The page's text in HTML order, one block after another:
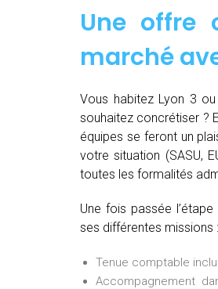
Une offre
marché
Vous habitez Lyon 3
souhaitez concrétiser ?
équipes se feront un
votre situation (SASU,
toutes les formalités
Une fois passée
ses différentes missions :
Tenue comptable
Accompagnement